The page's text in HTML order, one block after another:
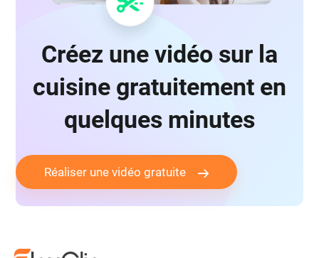
Créez une vidéo sur la
cuisine gratuitement en
quelques minutes
Réaliser une vidéo gratuite